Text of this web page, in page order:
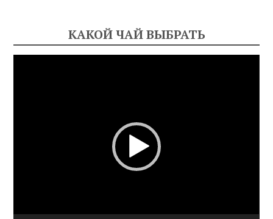
КАКОЙ ЧАЙ ВЫБРАТЬ